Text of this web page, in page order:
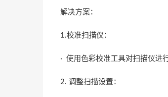
解决方案：
1.校准扫描仪：
· 使用色彩校准工具对扫描仪进
2. 调整扫描设置：